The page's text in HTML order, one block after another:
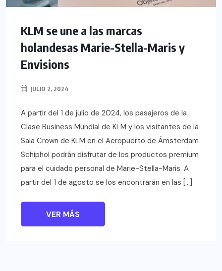
KLM se une a las marcas
holandesas Marie-Stella-Maris y
Envisions
JULIO 2, 2024
A partir del 1 de julio de 2024, los pasajeros de la
Clase Business Mundial de KLM y los visitantes de la
Sala Crown de KLM en el Aeropuerto de Ámsterdam
Schiphol podrán disfrutar de los productos premium
para el cuidado personal de Marie-Stella-Maris. A
partir del 1 de agosto se los encontrarán en las […]
VER MÁS